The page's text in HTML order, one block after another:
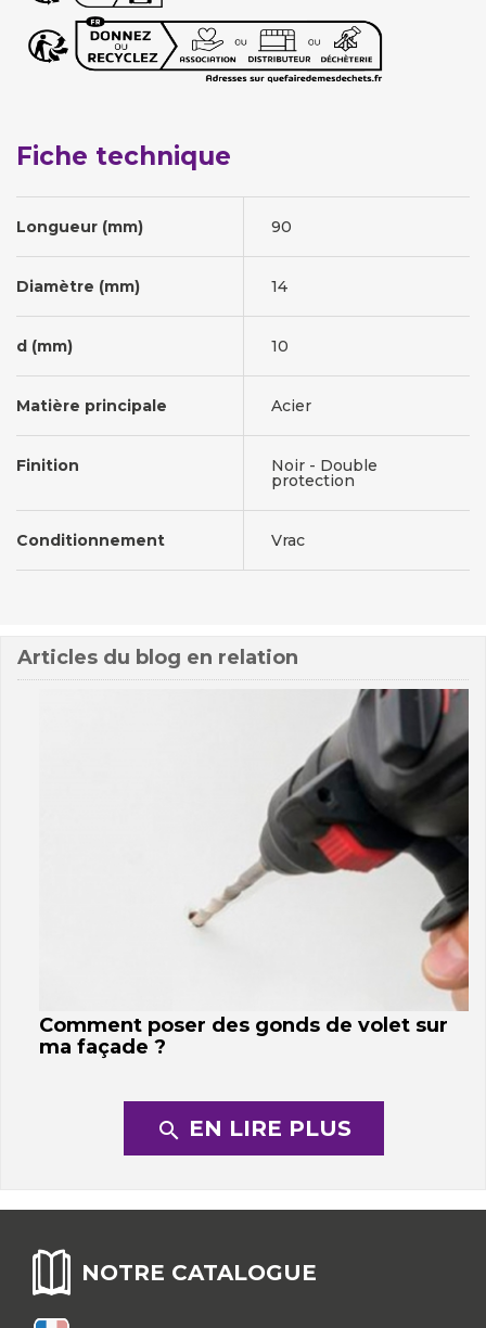
Fiche technique
Longueur (mm) 90
Diamètre (mm) 14
d (mm) 10
Matière principale Acier
Finition Noir - Double
protection
Conditionnement Vrac
Articles du blog en relation
Comment poser des gonds de volet sur
ma façade ?
search EN LIRE PLUS
NOTRE CATALOGUE